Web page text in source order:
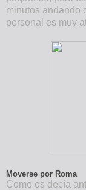
minutos andando
personal es muy
Moverse por Roma
Como os decía